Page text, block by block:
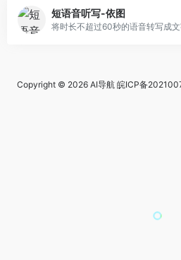
短语音听写-依图
将时长不超过60秒的语音转写成
Copyright © 2026 AI导航 皖ICP备